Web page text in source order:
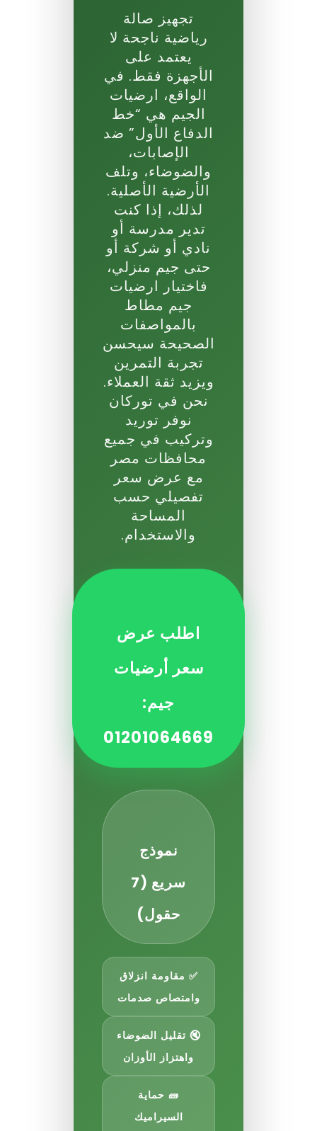
تجهيز صالة
رياضية ناجحة لا
يعتمد على
الأجهزة فقط. في
الواقع، ارضيات
الجيم هي “خط
الدفاع الأول” ضد
الإصابات،
والضوضاء، وتلف
الأرضية الأصلية.
لذلك، إذا كنت
تدير مدرسة أو
نادي أو شركة أو
حتى جيم منزلي،
فاختيار ارضيات
جيم مطاط
بالمواصفات
الصحيحة سيحسن
تجربة التمرين
ويزيد ثقة العملاء.
نحن في توركان
نوفر توريد
وتركيب في جميع
محافظات مصر
مع عرض سعر
تفصيلي حسب
المساحة
والاستخدام.
اطلب عرض
سعر أرضيات
جيم:
01201064669
نموذج
سريع (7
حقول)
✅ مقاومة انزلاق
وامتصاص صدمات
🔇 تقليل الضوضاء
واهتزاز الأوزان
🧱 حماية
السيراميك